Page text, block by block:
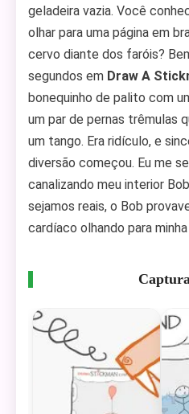
geladeira vazia. Você
olhar para uma página em
cervo diante dos faróis?
segundos em Draw A
bonequinho de palito com
um par de pernas trêmulas
um tango. Era ridículo, e
diversão começou. Eu me
canalizando meu interior
sejamos reais, o Bob
cardíaco olhando para